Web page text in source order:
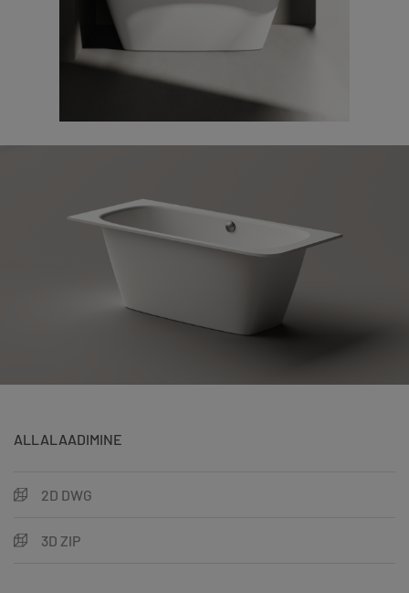
ALLALAADIMINE
2D DWG
3D ZIP